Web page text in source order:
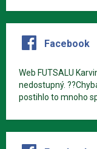
Facebook
Web FUTSALU
nedostupný.
postihlo to mnoho